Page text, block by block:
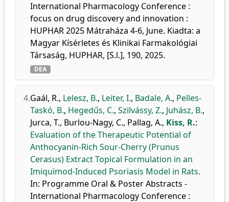
International Pharmacology Conference :
focus on drug discovery and innovation :
HUPHAR 2025 Mátraháza 4-6, June. Kiadta: a
Magyar Kísérletes és Klinikai Farmakológiai
Társaság, HUPHAR, [S.l.], 190, 2025.
DEA
4.Gaál, R., Lelesz, B., Leiter, I., Badale, A., Pelles-
Taskó, B., Hegedűs, C., Szilvássy, Z., Juhász, B.,
Jurca, T., Burlou-Nagy, C., Pallag, A., Kiss, R.:
Evaluation of the Therapeutic Potential of
Anthocyanin-Rich Sour-Cherry (Prunus
Cerasus) Extract Topical Formulation in an
Imiquimod-Induced Psoriasis Model in Rats.
In: Programme Oral & Poster Abstracts -
International Pharmacology Conference :